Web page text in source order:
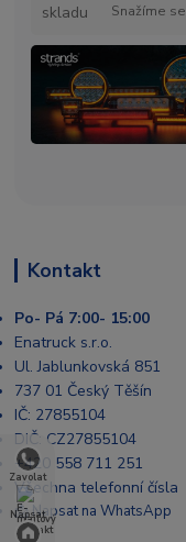
Zavolat
Napsat
Snažíme
Kontakt
Po- Pá 7:00- 15:00
Enatruck s.r.o.
Ul. Jablunkovská 851
737 01 Český Těšín
IČ: 27855104
DIČ: CZ27855104
+420 558 711 251
Všechna telefonní čísla
📩 Napsat na WhatsApp